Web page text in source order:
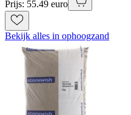
Prijs: 55.49 euro
Bekijk alles in ophoogzand